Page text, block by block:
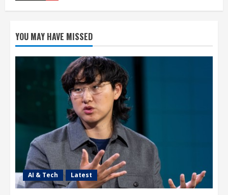
2
Nhật Bản sau 5 tuần trì hoãn
7 Tháng 8 2026, 08:07
OpenAI sắp bỏ giới hạn nhắn tin đối với
người dùng ChatGPT miễn phí
7 Tháng 8 2026, 07:55
4
SpaceX muốn thu hồi Starship bằng tháp
đỡ trong Flight 14 cuối tháng 8
7 Tháng 8 2026, 05:37
YOU MAY HAVE MISSED
AI & Tech Latest